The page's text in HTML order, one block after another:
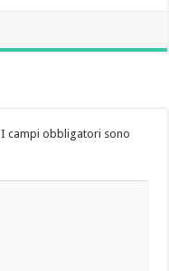
I campi obbligatori sono